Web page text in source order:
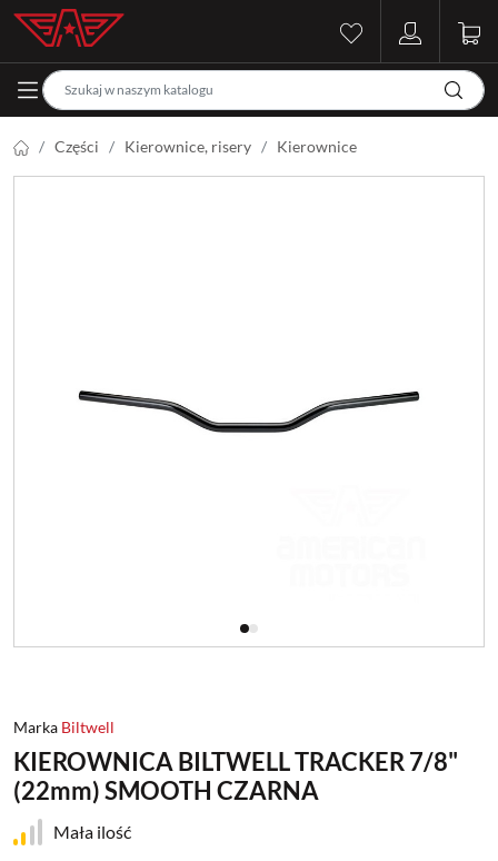
Części Kierownice, risery Kierownice
Marka Biltwell
KIEROWNICA BILTWELL TRACKER 7/8"
(22mm) SMOOTH CZARNA
Mała ilość